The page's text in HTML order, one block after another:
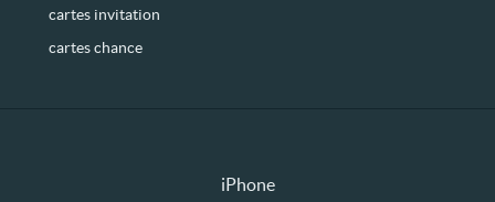
cartes invitation
cartes chance
iPhone